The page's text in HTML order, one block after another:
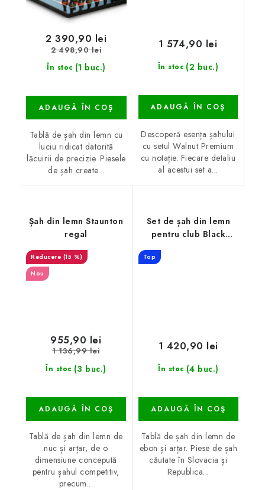
În stoc (1 buc.)
2 390,90 lei
2 498,90 lei
ADAUGĂ ÎN COŞ
Tablă de șah din lemn cu
luciu ridicat datorită
lăcuirii de precizie. Piesele
de șah create...
În stoc (2 buc.)
1 574,90 lei
ADAUGĂ ÎN COŞ
Descoperă esența șahului
cu setul Walnut Premium
cu notație. Fiecare detaliu
al acestui set a...
Șah din lemn Staunton
regal
(15 %)
Nou
În stoc (3 buc.)
955,90 lei
1 136,99 lei
ADAUGĂ ÎN COŞ
Tablă de șah din lemn de
nuc și arțar, de o
dimensiune concepută
pentru șahul competitiv,
precum...
Set de șah din lemn
pentru club Black
Top
În stoc (4 buc.)
1 420,90 lei
ADAUGĂ ÎN COŞ
Tablă de șah din lemn de
ebon și arțar. Piese de șah
căutate în Slovacia și
Republica...